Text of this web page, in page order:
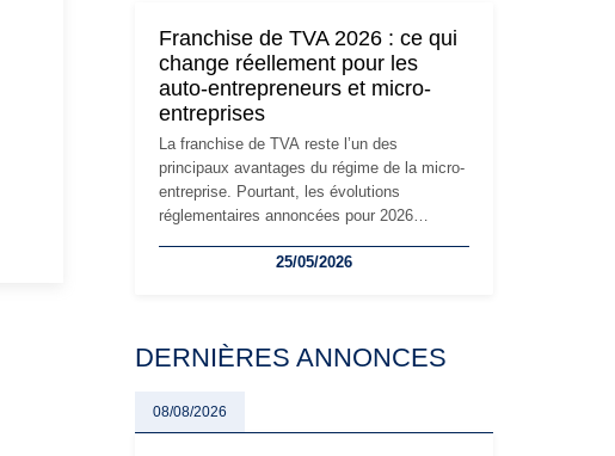
réglementaire plus exigeant. Décryptage des
principaux changements et des précautions
à prendre pour éviter les mauvaises
surprises.
Franchise de TVA 2026 : ce qui
change réellement pour les
auto-entrepreneurs et micro-
entreprises
La franchise de TVA reste l’un des
principaux avantages du régime de la micro-
entreprise. Pourtant, les évolutions
réglementaires annoncées pour 2026
les auto-entrepreneurs, artisans et
évoluent dans un contexte de contrôle
oblige les indépendants à rester
particulièrement vigilants.
25/05/2026
DERNIÈRES ANNONCES
08/08/2026